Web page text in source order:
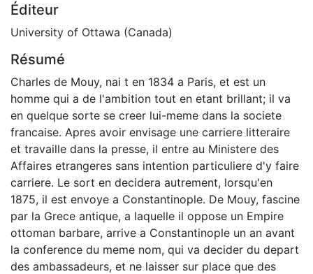
Éditeur
University of Ottawa (Canada)
Résumé
Charles de Mouy, nai t en 1834 a Paris, et est un
homme qui a de l'ambition tout en etant brillant; il va
en quelque sorte se creer lui-meme dans la societe
francaise. Apres avoir envisage une carriere litteraire
et travaille dans la presse, il entre au Ministere des
Affaires etrangeres sans intention particuliere d'y faire
carriere. Le sort en decidera autrement, lorsqu'en
1875, il est envoye a Constantinople. De Mouy, fascine
par la Grece antique, a laquelle il oppose un Empire
ottoman barbare, arrive a Constantinople un an avant
la conference du meme nom, qui va decider du depart
des ambassadeurs, et ne laisser sur place que des